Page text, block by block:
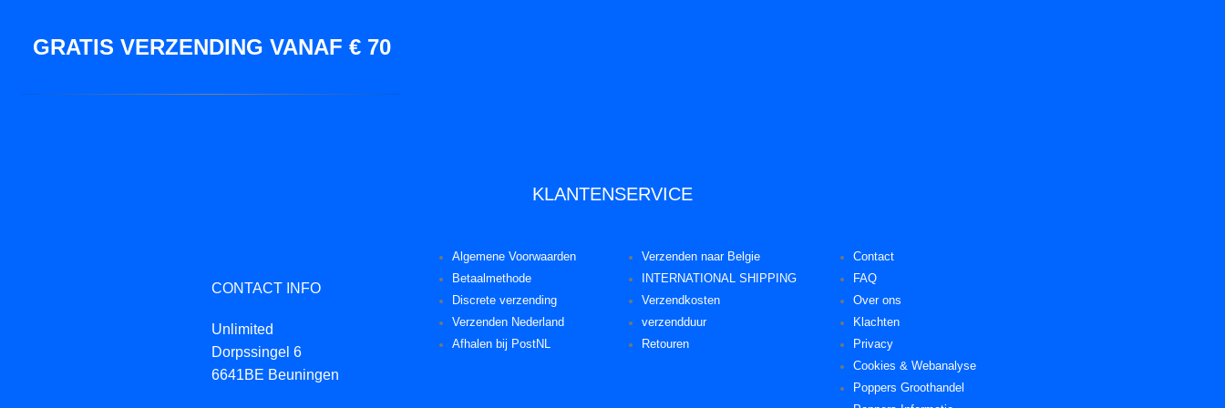
GRATIS VERZENDING VANAF € 70
KLANTENSERVICE
CONTACT INFO
Unlimited
Dorpssingel 6
6641BE Beuningen
Algemene Voorwaarden
Betaalmethode
Discrete verzending
Verzenden Nederland
Afhalen bij PostNL
Verzenden naar Belgie
INTERNATIONAL SHIPPING
Verzendkosten
verzendduur
Retouren
Contact
FAQ
Over ons
Klachten
Privacy
Cookies & Webanalyse
Poppers Groothandel